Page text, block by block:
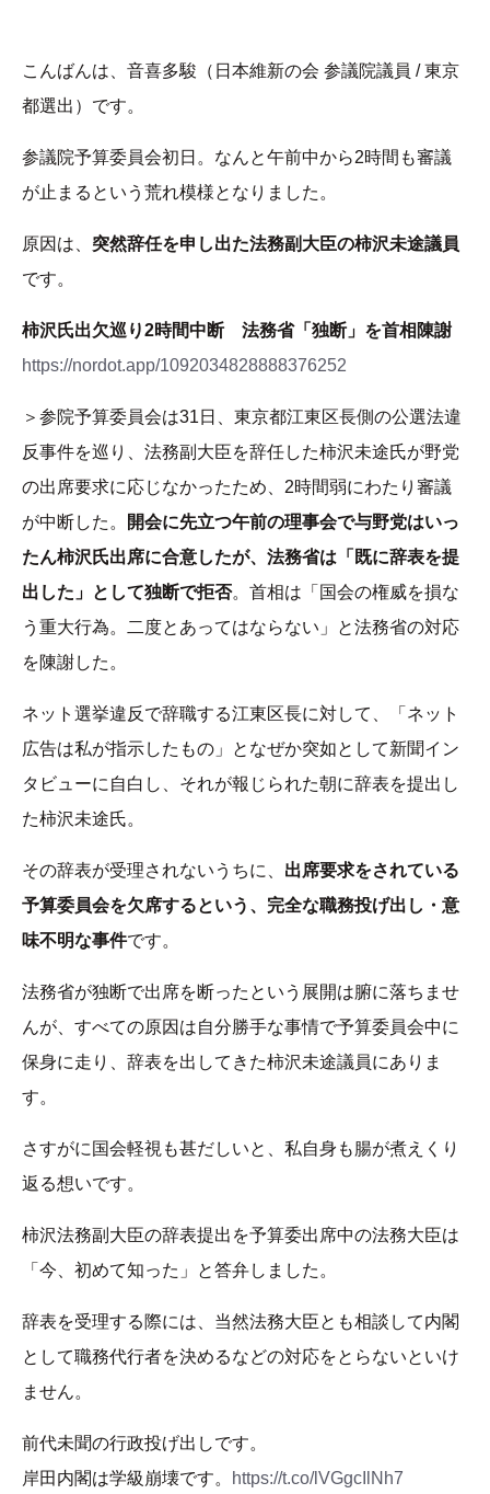
こんばんは、音喜多駿（日本維新の会 参議院議員 / 東京
都選出）です。
参議院予算委員会初日。なんと午前中から2時間も審議
が止まるという荒れ模様となりました。
原因は、 突然辞任を申し出た法務副大臣の柿沢未途議員
です。
柿沢氏出欠巡り2時間中断 法務省「独断」を首相陳謝
https://nordot.app/1092034828888376252
＞参院予算委員会は31日、東京都江東区長側の公選法違
反事件を巡り、法務副大臣を辞任した柿沢未途氏が野党
の出席要求に応じなかったため、2時間弱にわたり審議
が中断した。
開会に先立つ午前の理事会で与野党はいっ
たん柿沢氏出席に合意したが、法務省は「既に辞表を提
出した」として独断で拒否。首相は「国会の権威を損な
う重大行為。二度とあってはならない」と法務省の対応
を陳謝した。
ネット選挙違反で辞職する江東区長に対して、「ネット
広告は私が指示したもの」となぜか突如として新聞イン
タビューに自白し、それが報じられた朝に辞表を提出し
た柿沢未途氏。
その辞表が受理されないうちに、 出席要求をされている
予算委員会を欠席するという、完全な職務投げ出し・意
味不明な事件です。
法務省が独断で出席を断ったという展開は腑に落ちませ
んが、すべての原因は自分勝手な事情で予算委員会中に
保身に走り、辞表を出してきた柿沢未途議員にありま
す。
さすがに国会軽視も甚だしいと、私自身も腸が煮えくり
返る想いです。
柿沢法務副大臣の辞表提出を予算委出席中の法務大臣は
「今、初めて知った」と答弁しました。
辞表を受理する際には、当然法務大臣とも相談して内閣
として職務代行者を決めるなどの対応をとらないといけ
ません。
前代未聞の行政投げ出しです。
岸田内閣は学級崩壊です。
https://t.co/lVGgcIlNh7